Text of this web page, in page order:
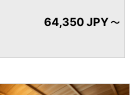
64,350 JPY～